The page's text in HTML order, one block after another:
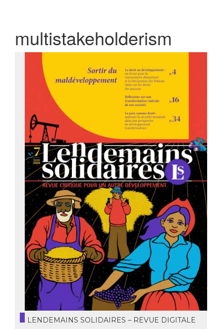
multistakeholderism
LENDEMAINS SOLIDAIRES – REVUE DIGITALE